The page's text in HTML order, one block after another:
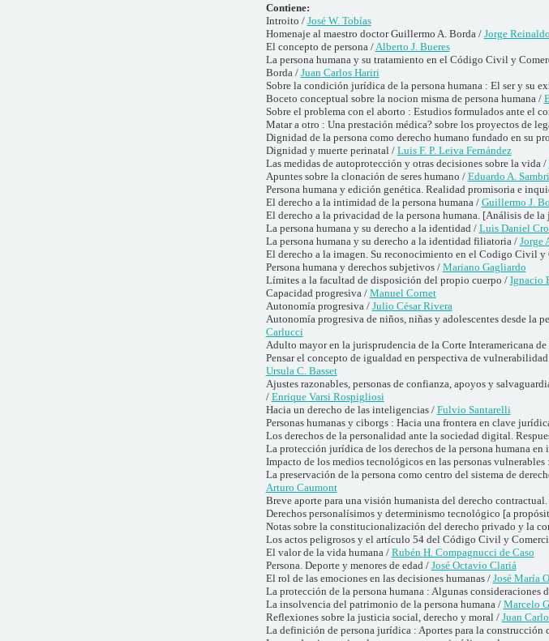
Contiene:
Introito / José W. Tobías
Homenaje al maestro doctor Guillermo A. Borda / Jorge
El concepto de persona / Alberto J. Bueres
La persona humana y su tratamiento en el Código Civil y
Borda / Juan Carlos Hariri
Sobre la condición jurídica de la persona humana : El ser y su
Boceto conceptual sobre la nocion misma de persona humana /
Sobre el problema con el aborto : Estudios formulados ante el
Matar a otro : Una prestación médica? sobre los proyectos de
Dignidad de la persona como derecho humano fundado en su
Dignidad y muerte perinatal / Luis F. P. Leiva Fernández
Las medidas de autoprotección y otras decisiones sobre la vida /
Apuntes sobre la clonación de seres humano / Eduardo A.
Persona humana y edición genética. Realidad promisoria e
El derecho a la intimidad de la persona humana / Guillermo J.
El derecho a la privacidad de la persona humana. [Análisis de
La persona humana y su derecho a la identidad / Luis Daniel
La persona humana y su derecho a la identidad filiatoria / Jorge
El derecho a la imagen. Su reconocimiento en el Codigo Civil
Persona humana y derechos subjetivos / Mariano Gagliardo
Límites a la facultad de disposición del propio cuerpo / Ignacio
Capacidad progresiva / Manuel Cornet
Autonomía progresiva / Julio César Rivera
Autonomía progresiva de niños, niñas y adolescentes desde la
Carlucci
Adulto mayor en la jurisprudencia de la Corte Interamericana de
Pensar el concepto de igualdad en perspectiva de
Ursula C. Basset
Ajustes razonables, personas de confianza, apoyos y
/ Enrique Varsi Rospigliosi
Hacia un derecho de las inteligencias / Fulvio Santarelli
Personas humanas y ciborgs : Hacia una frontera en clave
Los derechos de la personalidad ante la sociedad digital.
La protección jurídica de los derechos de la persona humana en
Impacto de los medios tecnológicos en las personas
La preservación de la persona como centro del sistema de
Arturo Caumont
Breve aporte para una visión humanista del derecho
Derechos personalísimos y determinismo tecnológico [a
Notas sobre la constitucionalización del derecho privado y la
Los actos peligrosos y el artículo 54 del Código Civil y
El valor de la vida humana / Rubén H. Compagnucci de Caso
Persona. Deporte y menores de edad / José Octavio Clariá
El rol de las emociones en las decisiones humanas / José María
La protección de la persona humana : Algunas consideraciones
La insolvencia del patrimonio de la persona humana / Marcelo
Reflexiones sobre la justicia social, derecho y moral / Juan
La definición de persona jurídica : Aportes para la